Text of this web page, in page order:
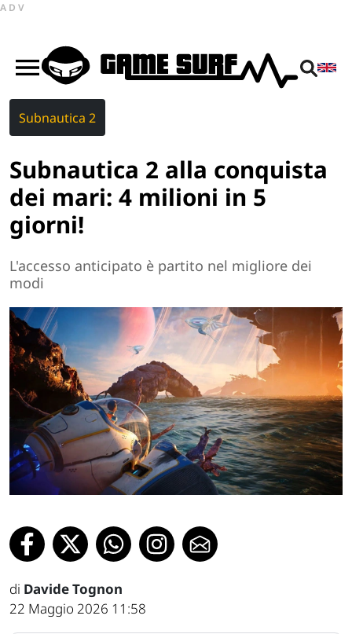
ADV
Subnautica 2
Subnautica 2 alla conquista
dei mari: 4 milioni in 5
giorni!
L'accesso anticipato è partito nel migliore dei
modi
di Davide Tognon
22 Maggio 2026 11:58